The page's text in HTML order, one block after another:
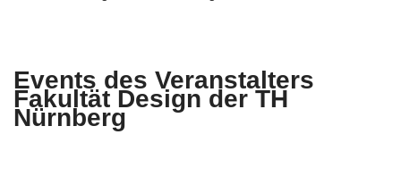
Events des Veranstalters
Fakultät Design der TH
Nürnberg